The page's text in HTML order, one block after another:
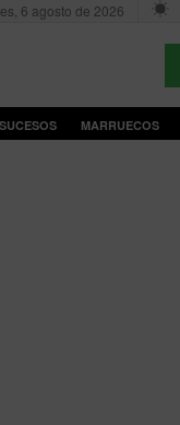
6 agosto de 2026
MARRUECOS